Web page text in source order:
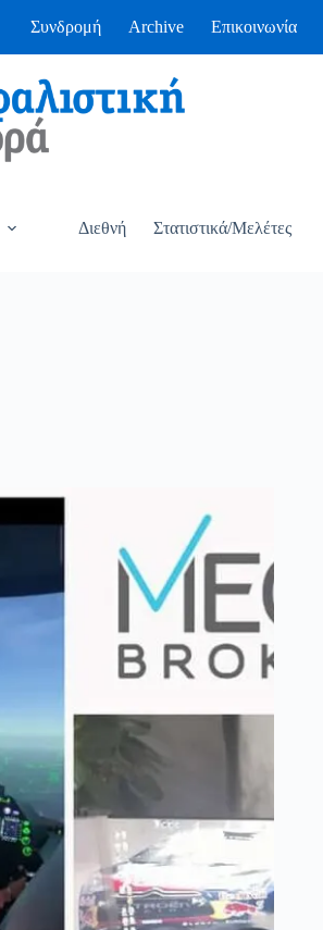
Συνδρομή Archive Επικοινωνία
Διεθνή Στατιστικά/Μελέτες